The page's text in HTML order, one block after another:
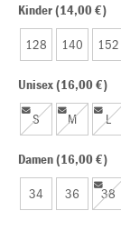
Kinder (14,00 €)
128 140 152
Unisex (16,00 €)
S M L
Damen (16,00 €)
34 36 38